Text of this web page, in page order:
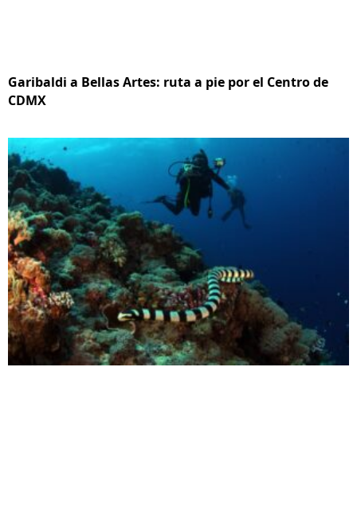
Garibaldi a Bellas Artes: ruta a pie por el Centro de
CDMX